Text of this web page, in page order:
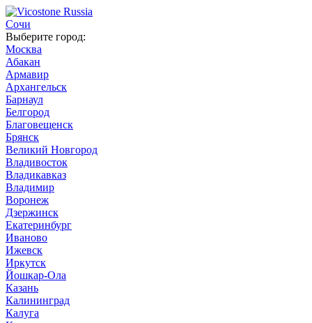
Сочи
Выберите город:
Москва
Абакан
Армавир
Архангельск
Барнаул
Белгород
Благовещенск
Брянск
Великий Новгород
Владивосток
Владикавказ
Владимир
Воронеж
Дзержинск
Екатеринбург
Иваново
Ижевск
Иркутск
Йошкар-Ола
Казань
Калининград
Калуга